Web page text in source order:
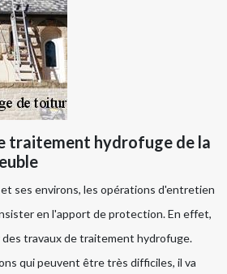
traitement hydrofuge de la
ses environs, les opérations d'entretien
en l'apport de protection. En effet,
travaux de traitement hydrofuge.
qui peuvent être très difficiles, il va